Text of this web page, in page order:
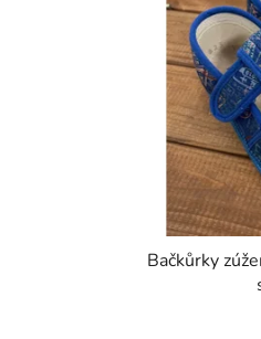
Bačkůrky